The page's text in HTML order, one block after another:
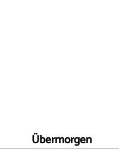
Übermorgen